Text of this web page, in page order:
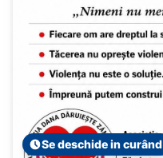
Se deschide in curând